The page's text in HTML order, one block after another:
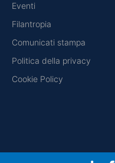
Eventi
Filantropia
Comunicati stampa
Politica della privacy
Cookie Policy